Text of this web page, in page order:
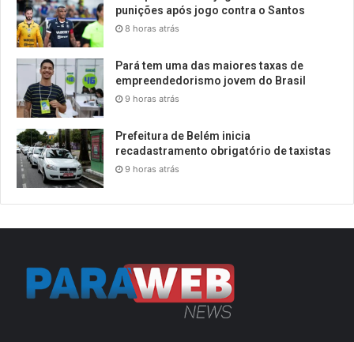
punições após jogo contra o Santos
8 horas atrás
Pará tem uma das maiores taxas de
empreendedorismo jovem do Brasil
9 horas atrás
Prefeitura de Belém inicia
recadastramento obrigatório de taxistas
9 horas atrás